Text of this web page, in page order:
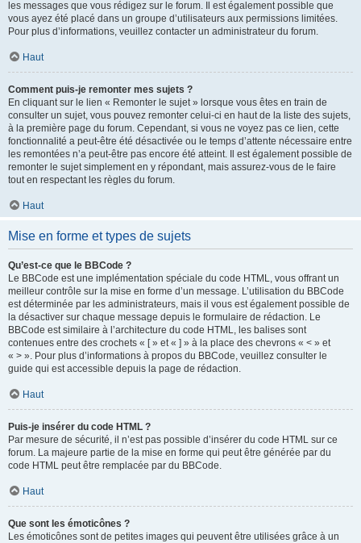
les messages que vous rédigez sur le forum. Il est également possible que
vous ayez été placé dans un groupe d’utilisateurs aux permissions limitées.
Pour plus d’informations, veuillez contacter un administrateur du forum.
Haut
Comment puis-je remonter mes sujets ?
En cliquant sur le lien « Remonter le sujet » lorsque vous êtes en train de
consulter un sujet, vous pouvez remonter celui-ci en haut de la liste des sujets,
à la première page du forum. Cependant, si vous ne voyez pas ce lien, cette
fonctionnalité a peut-être été désactivée ou le temps d’attente nécessaire entre
les remontées n’a peut-être pas encore été atteint. Il est également possible de
remonter le sujet simplement en y répondant, mais assurez-vous de le faire
tout en respectant les règles du forum.
Haut
Mise en forme et types de sujets
Qu’est-ce que le BBCode ?
Le BBCode est une implémentation spéciale du code HTML, vous offrant un
meilleur contrôle sur la mise en forme d’un message. L’utilisation du BBCode
est déterminée par les administrateurs, mais il vous est également possible de
la désactiver sur chaque message depuis le formulaire de rédaction. Le
BBCode est similaire à l’architecture du code HTML, les balises sont
contenues entre des crochets « [ » et « ] » à la place des chevrons « < » et
« > ». Pour plus d’informations à propos du BBCode, veuillez consulter le
guide qui est accessible depuis la page de rédaction.
Haut
Puis-je insérer du code HTML ?
Par mesure de sécurité, il n’est pas possible d’insérer du code HTML sur ce
forum. La majeure partie de la mise en forme qui peut être générée par du
code HTML peut être remplacée par du BBCode.
Haut
Que sont les émoticônes ?
Les émoticônes sont de petites images qui peuvent être utilisées grâce à un